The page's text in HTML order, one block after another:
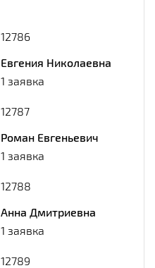
12786
Евгения Николаевна
1 заявка
12787
Роман Евгеньевич
1 заявка
12788
Анна Дмитриевна
1 заявка
12789